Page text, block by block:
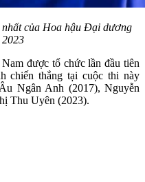
nhất của Hoa hậu Đại dương
được tổ chức lần đầu tiên
chiến thắng tại cuộc thi này
Ngân Anh (2017), Nguyễn
Thu Uyên (2023).